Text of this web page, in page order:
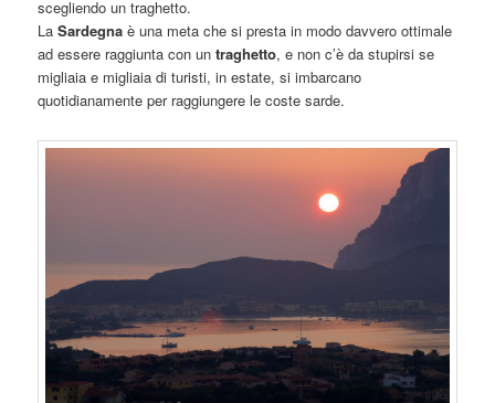
scegliendo un traghetto.
LaSardegna è una meta che si presta in modo davvero ottimale
ad essere raggiunta con untraghetto, e non c’è da stupirsi se
migliaia e migliaia di turisti, in estate, si imbarcano
quotidianamente per raggiungere le coste sarde.